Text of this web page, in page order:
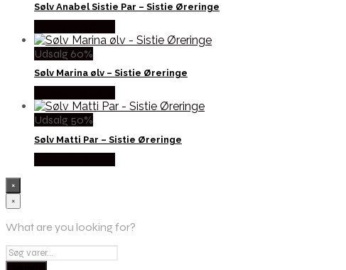
Sølv Anabel Sistie Par – Sistie Øreringe
Udsalg 60%
Sølv Marina ølv – Sistie Øreringe
Udsalg 50%
Sølv Matti Par – Sistie Øreringe
×
×
What are you looking for?